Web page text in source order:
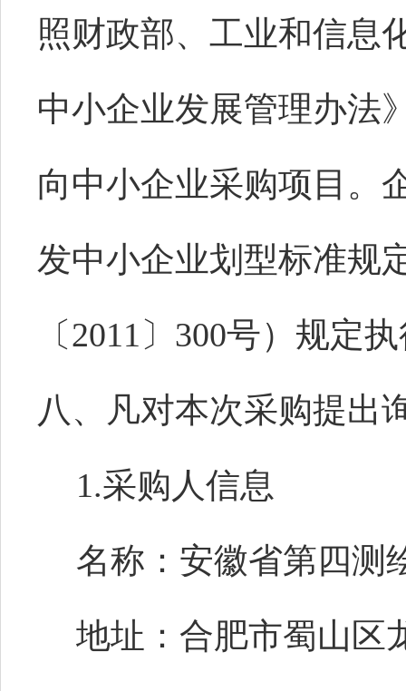
照财政部、工业和信息
中小企业发展管理办法
向中小企业采购项目。
发中小企业划型标准规
〔2011〕300号）规定
八、凡对本次采购提出
1.采购人信息
名称：安徽省第四测
地址：合肥市蜀山区